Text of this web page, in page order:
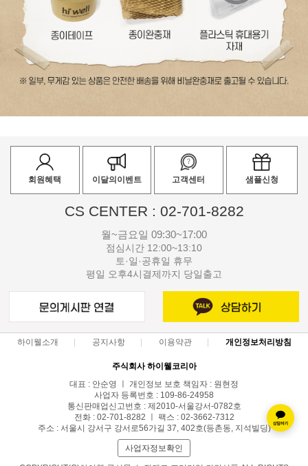
회원혜택 이달의이벤트 고객센터 샘플신청
CS CENTER : 02-701-8282
월~금요일 09:30~17:00
점심시간 12:00~13:10
토·일·공휴일 휴무
평일 오후4시결제까지 당일출고
하이웰소개 공지사항 이용약관 개인정보처리방침
주식회사 하이웰코리아
대표 : 안순영 ㅣ 개인정보 보호 책임자 : 원현정
사업자 등록번호 : 109-86-24958
통신판매업신고번호 : 제2010-서울강서-0782호
전화 : 02-701-8282 ㅣ 팩스 : 02-3662-7312
주소 : 서울시 강서구 강서로56가길 37, 402호(등촌동, 지석빌딩)
사업자정보확인